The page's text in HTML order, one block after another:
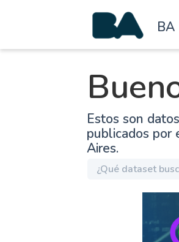
BA
Estos son
publicados por
Aires.